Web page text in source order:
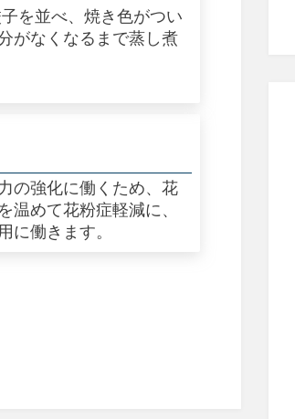
を並べ、焼き色がつい
がなくなるまで蒸し煮
の強化に働くため、花
温めて花粉症軽減に、
に働きます。